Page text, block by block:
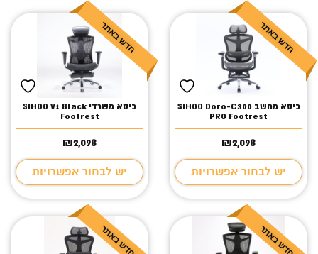
כיסא מחשב SIHOO Doro-C300
PRO Footrest
₪2,098
יש לבחור אפשרויות
כיסא משרדי SIHOO V1 Black
Footrest
₪2,098
יש לבחור אפשרויות